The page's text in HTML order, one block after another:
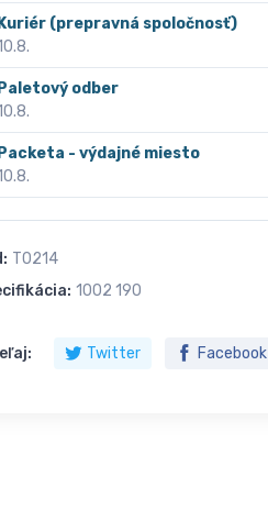
Kuriér (prepravná spoločnosť)
Paletový odber
Packeta - výdajné miesto
T0214
1002 190
Twitter Facebook